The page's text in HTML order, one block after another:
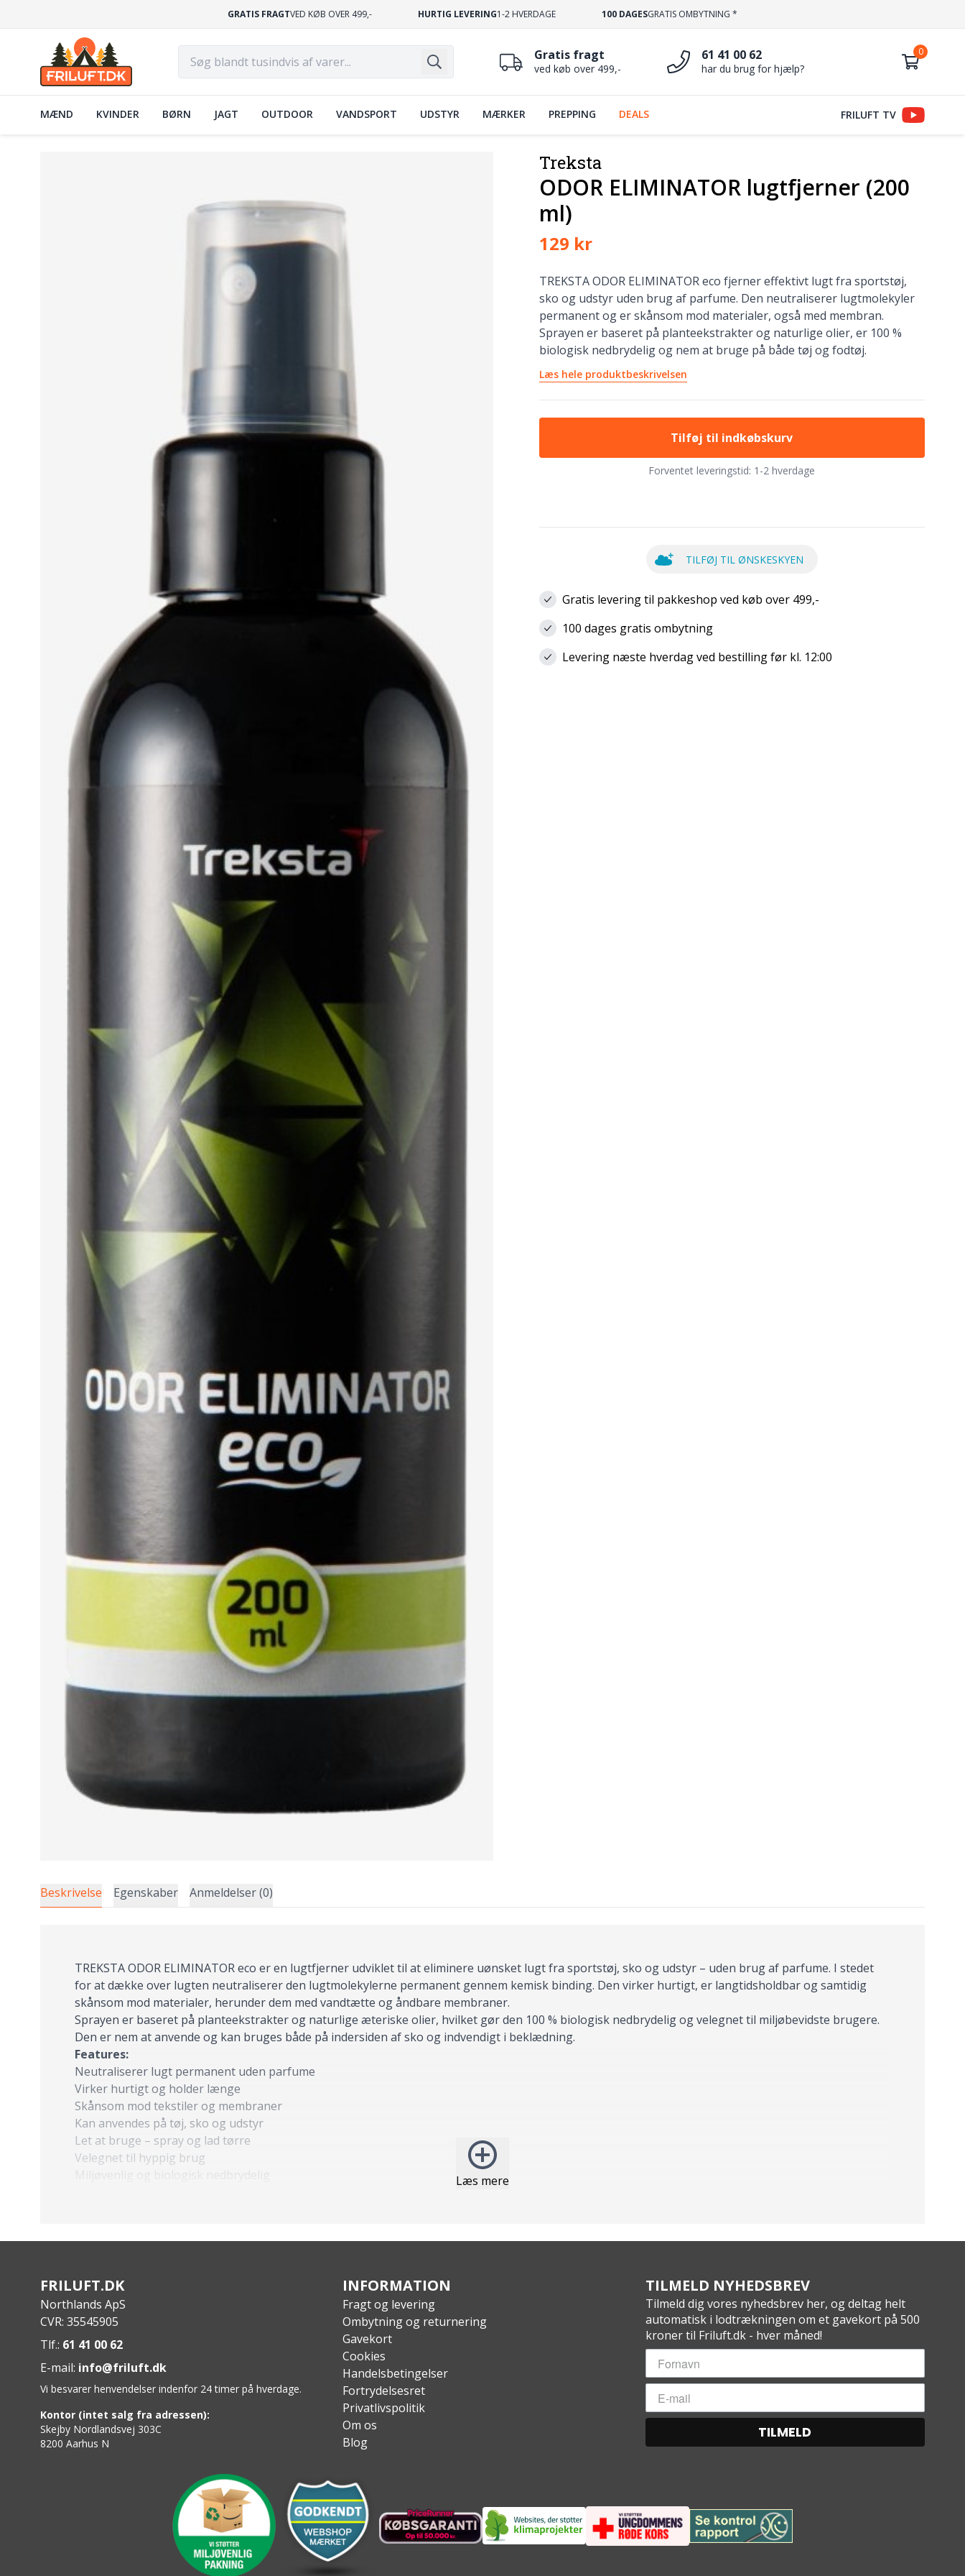
GRATIS FRAGTVED KØB OVER 499,- HURTIG LEVERING1-2 HVERDAGE 100 DAGESGRATIS OMBYTNING *
Gratis fragt
ved køb over 499,-
61 41 00 62
har du brug for hjælp?
MÆND KVINDER BØRN JAGT OUTDOOR VANDSPORT UDSTYR MÆRKER PREPPING DEALS FRILUFT TV
Treksta
ODOR ELIMINATOR lugtfjerner (200
ml)
129 kr
TREKSTA ODOR ELIMINATOR eco fjerner effektivt lugt fra sportstøj,
sko og udstyr uden brug af parfume. Den neutraliserer lugtmolekyler
permanent og er skånsom mod materialer, også med membran.
Sprayen er baseret på planteekstrakter og naturlige olier, er 100 %
biologisk nedbrydelig og nem at bruge på både tøj og fodtøj.
Læs hele produktbeskrivelsen
Tilføj til indkøbskurv
Forventet leveringstid: 1-2 hverdage
TILFØJ TIL ØNSKESKYEN
Gratis levering til pakkeshop ved køb over 499,-
100 dages gratis ombytning
Levering næste hverdag ved bestilling før kl. 12:00
Beskrivelse Egenskaber Anmeldelser (0)
Læs mere
TREKSTA ODOR ELIMINATOR eco er en lugtfjerner udviklet til at eliminere uønsket lugt fra sportstøj, sko og udstyr – uden brug af parfume. I stedet
for at dække over lugten neutraliserer den lugtmolekylerne permanent gennem kemisk binding. Den virker hurtigt, er langtidsholdbar og samtidig
skånsom mod materialer, herunder dem med vandtætte og åndbare membraner.
Sprayen er baseret på planteekstrakter og naturlige æteriske olier, hvilket gør den 100 % biologisk nedbrydelig og velegnet til miljøbevidste brugere.
Den er nem at anvende og kan bruges både på indersiden af sko og indvendigt i beklædning.
Features:
Neutraliserer lugt permanent uden parfume
Virker hurtigt og holder længe
Skånsom mod tekstiler og membraner
Kan anvendes på tøj, sko og udstyr
Let at bruge – spray og lad tørre
Velegnet til hyppig brug
Miljøvenlig og biologisk nedbrydelig
Fri for PFC, VOC og APEO
Sprayafstand: ca. 15–20 cm
Tørretid: før brug skal overfladen lufttørre
Opbevaring: stuetemperatur, maks. 25 °C
Må ikke udsættes for frost
FRILUFT.DK
Northlands ApS
CVR: 35545905
Tlf.: 61 41 00 62
E-mail: info@friluft.dk
Vi besvarer henvendelser indenfor 24 timer på hverdage.
Kontor (intet salg fra adressen):
Skejby Nordlandsvej 303C
8200 Aarhus N
INFORMATION
Fragt og levering
Ombytning og returnering
Gavekort
Cookies
Handelsbetingelser
Fortrydelsesret
Privatlivspolitik
Om os
Blog
TILMELD NYHEDSBREV
Tilmeld dig vores nyhedsbrev her, og deltag helt
automatisk i lodtrækningen om et gavekort på 500
kroner til Friluft.dk - hver måned!
TILMELD